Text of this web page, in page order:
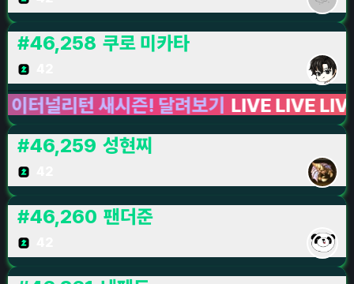
#46,258 쿠로 미카타
리턴 새시즌! 달려보기 LIVE LIVE LIVE 이
#46,259 성현찌
#46,260 팬더준